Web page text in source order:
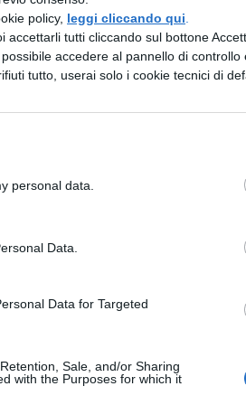
policy, leggi cliccando qui
accettarli tutti cliccando sul bottone
accedere al pannello di controllo
tutto, userai solo i cookie tecnici di
personal data.
Data.
Data for Targeted
Sale, and/or Sharing
with the Purposes for which it
pagina del dizionario e
La seconda prova
un voto molto alto
di lui e non andate
più facile.
: il tempo scorre e tu
dice, cercalo. Non
che molti di voi non
dizionario, ma state attenti